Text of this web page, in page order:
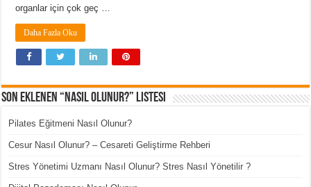
organlar için çok geç …
Daha Fazla Oku
Son Eklenen “Nasıl Olunur?” Listesi
Pilates Eğitmeni Nasıl Olunur?
Cesur Nasıl Olunur? – Cesareti Geliştirme Rehberi
Stres Yönetimi Uzmanı Nasıl Olunur? Stres Nasıl Yönetilir ?